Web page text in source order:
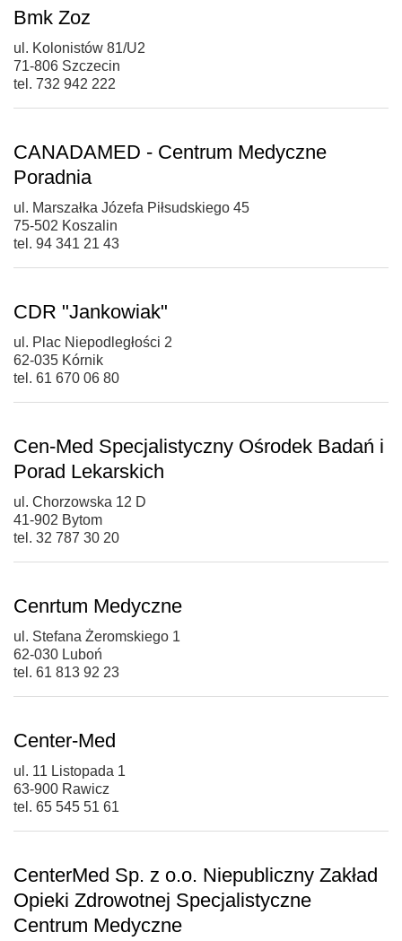
Bmk Zoz
ul. Kolonistów 81/U2
71-806 Szczecin
tel. 732 942 222
CANADAMED - Centrum Medyczne
Poradnia
ul. Marszałka Józefa Piłsudskiego 45
75-502 Koszalin
tel. 94 341 21 43
CDR "Jankowiak"
ul. Plac Niepodległości 2
62-035 Kórnik
tel. 61 670 06 80
Cen-Med Specjalistyczny Ośrodek Badań i
Porad Lekarskich
ul. Chorzowska 12 D
41-902 Bytom
tel. 32 787 30 20
Cenrtum Medyczne
ul. Stefana Żeromskiego 1
62-030 Luboń
tel. 61 813 92 23
Center-Med
ul. 11 Listopada 1
63-900 Rawicz
tel. 65 545 51 61
CenterMed Sp. z o.o. Niepubliczny Zakład
Opieki Zdrowotnej Specjalistyczne
Centrum Medyczne